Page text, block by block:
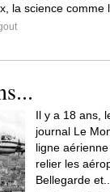
la science comme
Il y a 18 ans,
journal Le
ligne
relier les
Bellegarde et...